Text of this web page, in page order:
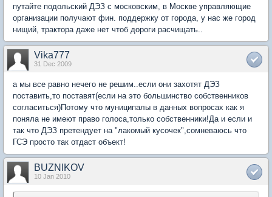
путайте подольский ДЭЗ с московским, в Москве управляющие
организации получают фин. поддержку от города, у нас же город
нищий, трактора даже нет чтоб дороги расчищать..
Vika777
31 Dec 2009
а мы все равно нечего не решим..если они захотят ДЭЗ
поставить,то поставят(если на это большинство собственников
согласиться)Потому что муниципалы в данных вопросах как я
поняла не имеют право голоса,только собственники!Да и если и
так что ДЭЗ претендует на "лакомый кусочек",сомневаюсь что
ГСЭ просто так отдаст объект!
BUZNIKOV
10 Jan 2010